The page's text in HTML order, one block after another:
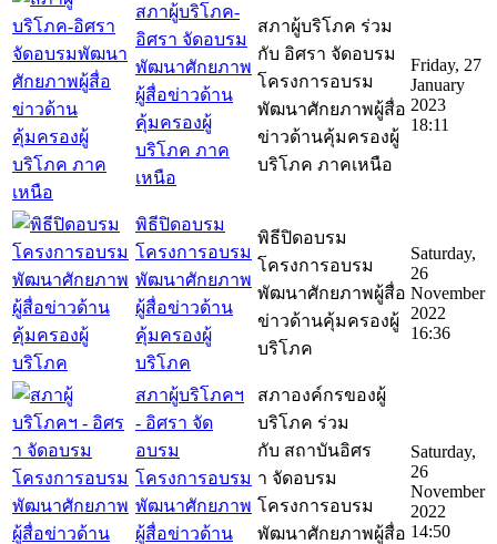
สภาผู้บริโภค-
อิศรา จัดอบรม
พัฒนาศักยภาพ
ผู้สื่อข่าวด้าน
คุ้มครองผู้
บริโภค ภาค
เหนือ
สภาผู้บริโภค ร่วม
กับ อิศรา จัดอบรม
โครงการอบรม
พัฒนาศักยภาพผู้สื่อ
ข่าวด้านคุ้มครองผู้
บริโภค ภาคเหนือ
Friday, 27
January
2023
18:11
พิธีปิดอบรม
โครงการอบรม
พัฒนาศักยภาพ
ผู้สื่อข่าวด้าน
คุ้มครองผู้
บริโภค
พิธีปิดอบรม
โครงการอบรม
พัฒนาศักยภาพผู้สื่อ
ข่าวด้านคุ้มครองผู้
บริโภค
Saturday,
26
November
2022
16:36
สภาผู้บริโภคฯ
- อิศรา จัด
อบรม
โครงการอบรม
พัฒนาศักยภาพ
ผู้สื่อข่าวด้าน
สภาองค์กรของผู้
บริโภค ร่วม
กับ สถาบันอิศร
า จัดอบรม
โครงการอบรม
พัฒนาศักยภาพผู้สื่อ
Saturday,
26
November
2022
14:50